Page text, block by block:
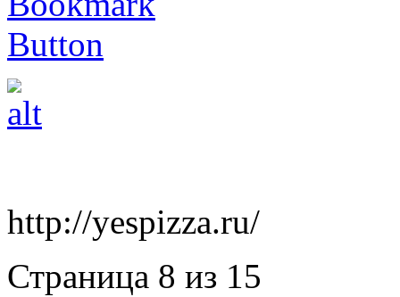
http://yespizza.ru/
Страница 8 из 15